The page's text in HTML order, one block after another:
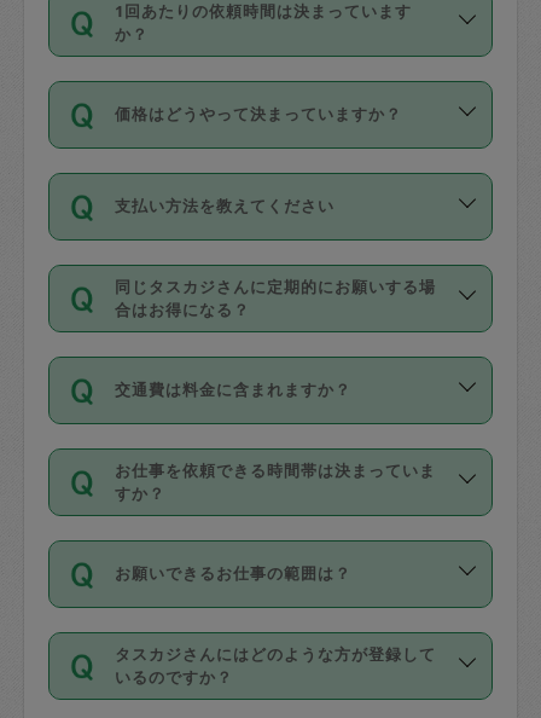
1回あたりの依頼時間は決まっています
か？
依頼1回につき3時間固定です。3時間を
超えて依頼したい場合は、延長機能をご
利用ください。機能をご利用いただくに
の上事前申請することが必要です。な
お、3時間を下回っても、値引き等はござ
いません。
価格はどうやって決まっていますか？
11種類の価格帯の中からタスカジさん自
身が価格を選んで設定しています。
タスカジさんの価格設定には最初は制限
があり、レビュー件数、レビューの平均
値、などで除々に設定可能な最高額が上
がっていく仕組みになっています。
支払い方法を教えてください
お支払方法はクレジットカード（Visa／
Master／JCB／AMERICAN EXPRESS／
Diners Club）のみとなります。
を行う際にご入力ください。プロフィー
ル登録時にはご入力いただかなくても大
丈夫です。
デビットカード・プリペイドカード（Vプ
リカ、au WALLETなど）は支払にはご利
銀行振込や現金払いも対応していませ
なお、タスカジさんの交通費も、依頼料
金のご請求と合わせてお支払いとなりま
同じタスカジさんに定期的にお願いする場
合はお得になる？
依頼には「スポット」と「定期（毎週｜
隔週）」があり、「定期」の依頼は「ス
ポット」よりお得な料金でご利用できま
す。
定期の最低利用回数は設けていない代わ
りに、一定数を超えたキャンセルは有償
（例：毎週定期の場合は３回以上のキャ
ンセルが有償（1200円、隔週定期の場合
は２回以上のキャンセルが有償（1200
交通費は料金に含まれますか？
交通費は依頼料金とは別途発生し、依頼
料金のご請求と合わせてお支払いとなり
ます。交通費の金額は「依頼の詳細」に
お仕事を依頼できる時間帯は決まっていま
すか？
時間帯は3種類あります。いずれも１回あ
たり３時間です。
・ＡＭ ９時～１２時
・ＰＭ １３時～１６時
・夜 １８時～２１時
お願いできるお仕事の範囲は？
掃除、整理収納、洗濯、買い物、料理、
作り置きです。タスカジさんによってで
きる仕事の範囲が異なりますので、依頼
タスカジさんにはどのような方が登録して
いるのですか？